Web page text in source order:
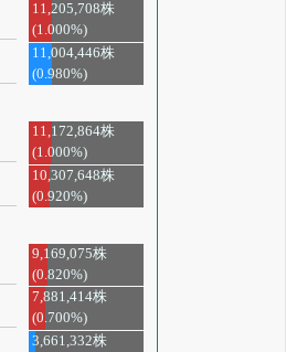
11,205,708株
(1.000%)
11,004,446株
(0.980%)
11,172,864株
(1.000%)
10,307,648株
(0.920%)
9,169,075株
(0.820%)
7,881,414株
(0.700%)
3,661,332株